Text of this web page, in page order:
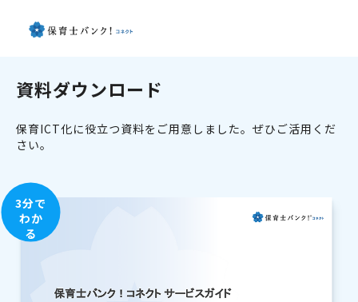
資料ダウンロード
保育ICT化に役立つ資料をご用意しました。ぜひご活用くだ
さい。
3分で
わか
る